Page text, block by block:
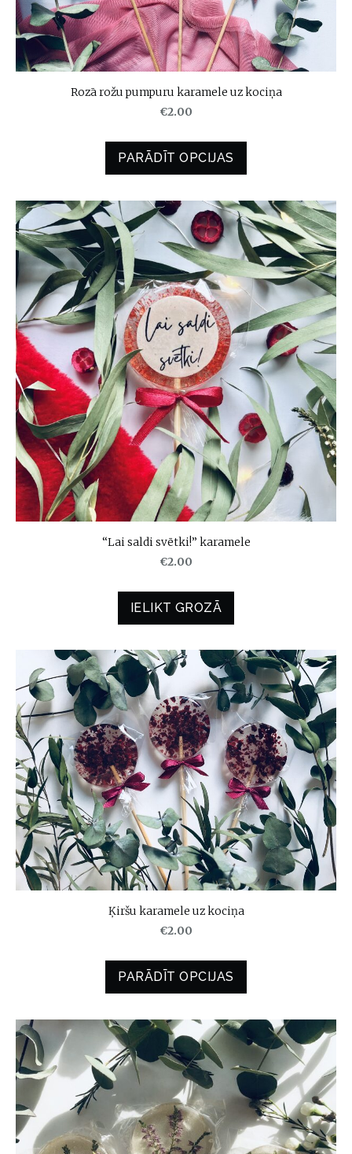
Rozā rožu pumpuru karamele uz kociņa
€2.00
PARĀDĪT OPCIJAS
“Lai saldi svētki!” karamele
€2.00
IELIKT GROZĀ
Ķiršu karamele uz kociņa
€2.00
PARĀDĪT OPCIJAS